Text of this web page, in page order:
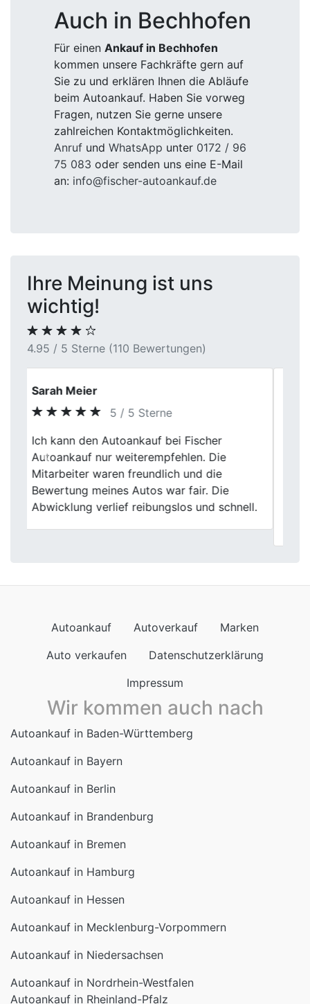
Auch in Bechhofen
Für einen Ankauf in Bechhofen
kommen unsere Fachkräfte gern auf
Sie zu und erklären Ihnen die Abläufe
beim Autoankauf. Haben Sie vorweg
Fragen, nutzen Sie gerne unsere
zahlreichen Kontaktmöglichkeiten.
Anruf und WhatsApp unter 0172 / 96
75 083 oder senden uns eine E-Mail
an: info@fischer-autoankauf.de
Ihre Meinung ist uns
wichtig!
4.95 / 5 Sterne (110 Bewertungen)
Lisa Krüger
5 / 5 Sterne
Mein Besuch bei Fischer Autoankauf war
äußerst positiv. Die Mitarbeiter waren
äußerst freundlich und die Bewertung
meines Wagens war wirklich gerecht. Der
gesamte Prozess verlief absolut
Previous
Autoankauf Autoverkauf
Marken
Auto verkaufen
Datenschutzerklärung
Impressum
Wir kommen auch nach
Autoankauf in Baden-Württemberg
Autoankauf in Bayern
Autoankauf in Berlin
Autoankauf in Brandenburg
Autoankauf in Bremen
Autoankauf in Hamburg
Autoankauf in Hessen
Autoankauf in Mecklenburg-Vorpommern
Autoankauf in Niedersachsen
Autoankauf in Nordrhein-Westfalen
Autoankauf in Rheinland-Pfalz